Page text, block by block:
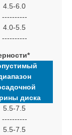
4.5-6.0
----------
4.0-5.5
----------
диска
5.5-7.5
----------
5.5-7.5